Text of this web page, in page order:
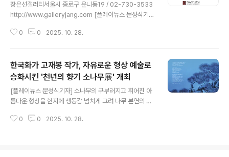
장은선갤러리서울시 종로구 운니동19 / 02-730-3533
http://www.galleryjang.com [플레이뉴스 문성식기
재로 장지에 채색화 작업을 하는데 강렬한 색조와 몽환적
터 사계절의 변화와 함께하는 닭을 그려낸다. 우리의 삶과
함께하는 닭의 상서로운 기운을 담아내며 미처 발견하지
못한 자연의 아름다움을 작품으로 전달하고자 한다. 작가
의 작품은 표현할 수 있는 한계성을 뛰어넘어 독창성을 추
채, 형태로 그려내어 시각적인 자극을 주어 현장의 남다른
0 0 2025. 10. 28.
한국화가 고재봉 작가, 자유로운 형상 예술로
승화시킨 '천년의 향기 소나무展' 개최
[플레이뉴스 문성식기자] 소나무의 구부러지고 휘어진 아
름다운 형상을 한지에 생동감 넘치게 그려 나무 본연의 모
는 오는 2025년 10월 29일(수) ~ 11월 3일(월)까지 서울
0 0 2025. 10. 28.